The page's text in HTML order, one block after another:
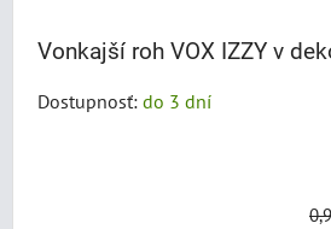
Vonkajší roh VOX IZZY v
Dostupnosť: do 3 dní